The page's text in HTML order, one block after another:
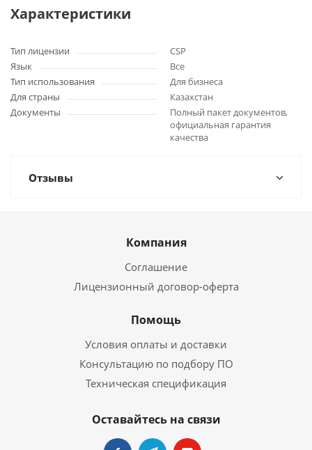
Характеристики
Тип лицензии
CSP
Язык
Все
Тип использования
Для бизнеса
Для страны
Казахстан
Документы
Полный пакет документов,
официальная гарантия
качества
Отзывы
Компания
Соглашение
Лицензионный договор-оферта
Помощь
Условия оплаты и доставки
Консультацию по подбору ПО
Техническая спецификация
Оставайтесь на связи